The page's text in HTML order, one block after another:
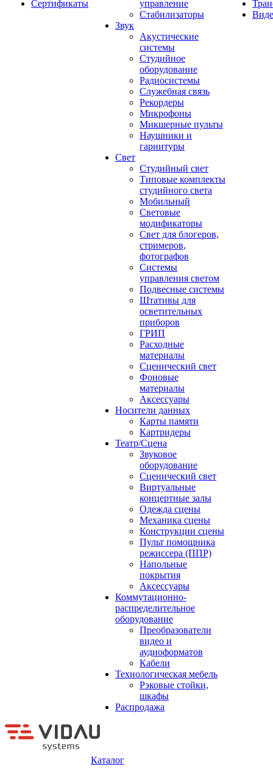
Сертификаты
управление
Стабилизаторы
Звук
Акустические
системы
Студийное
оборудование
Радиосистемы
Служебная связь
Рекордеры
Микрофоны
Микшерные пульты
Наушники и
гарнитуры
Свет
Студийный свет
Типовые комплекты
студийного света
Мобильный
Световые
модификаторы
Свет для блогеров,
стримеров,
фотографов
Системы
управления светом
Подвесные системы
Штативы для
осветительных
приборов
ГРИП
Расходные
материалы
Сценический свет
Фоновые
материалы
Аксессуары
Носители данных
Карты памяти
Картридеры
Театр/Сцена
Звуковое
оборудование
Сценический свет
Виртуальные
концертные залы
Одежда сцены
Механика сцены
Конструкции сцены
Пульт помощника
режиссера (ППР)
Напольные
покрытия
Аксессуары
Коммутационно-
распределительное
оборудование
Преобразователи
видео и
аудиоформатов
Кабели
Технологическая мебель
Рэковые стойки,
шкафы
Распродажа
Каталог